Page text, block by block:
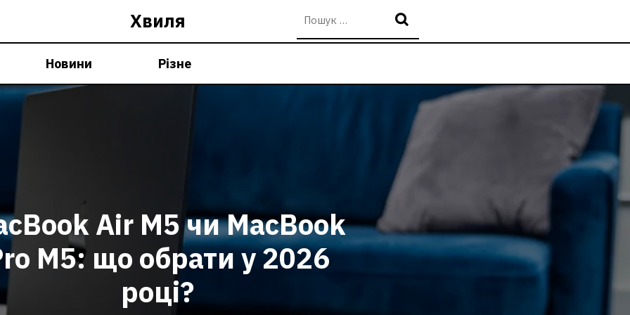
Хвиля
Новини Різне
Air M5 чи MacBook
M5: що обрати у 2026
році?